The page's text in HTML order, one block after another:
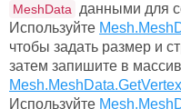
MeshData
данными для
Используйте
чтобы задать размер и
затем запишите в
Используйте